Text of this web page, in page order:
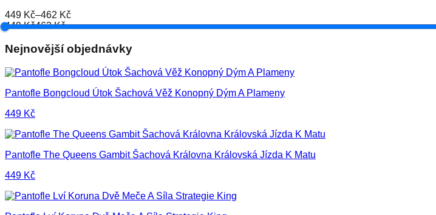
449 Kč–462 Kč
449 Kč462 Kč
Nejnovější objednávky
Pantofle Bongcloud Útok Šachová Věž Konopný Dým A Plameny
449 Kč
Pantofle The Queens Gambit Šachová Královna Královská Jízda K Matu
449 Kč